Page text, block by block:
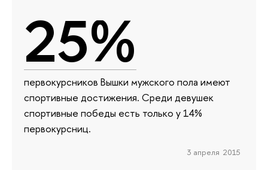
25%
первокурсников Вышки мужского пола имеют
спортивные достижения. Среди девушек
спортивные победы есть только у 14%
первокурсниц.
3 апреля 2015